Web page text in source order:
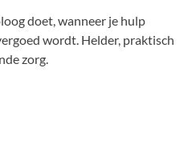
doet, wanneer je hulp
wordt. Helder, praktisch
zorg.